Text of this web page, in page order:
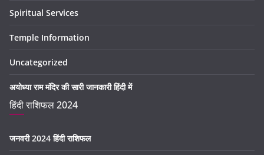
Spiritual Services
Temple Information
Uncategorized
अयोध्या राम मंदिर की सारी जानकारी हिंदी में
हिंदी राशिफल 2024
जनवरी 2024 हिंदी राशिफल